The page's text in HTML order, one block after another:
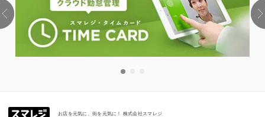
お店を元気に、街を元気に！ 株式会社スマレジ